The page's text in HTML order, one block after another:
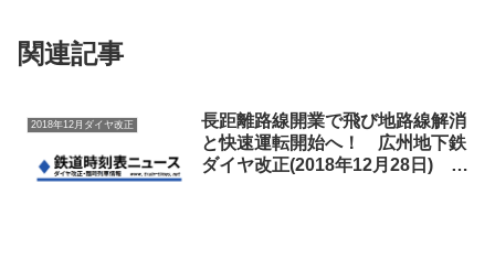
関連記事
2018年12月ダイヤ改正
長距離路線開業で飛び地路線解消
と快速運転開始へ！ 広州地下鉄
ダイヤ改正(2018年12月28日) 广